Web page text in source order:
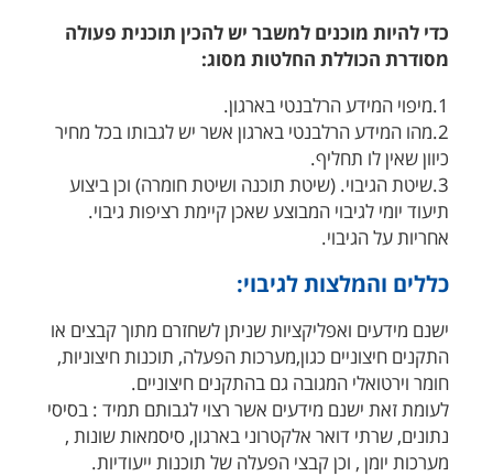
כדי להיות מוכנים למשבר יש להכין תוכנית פעולה
מסודרת הכוללת החלטות מסוג:
1.מיפוי המידע הרלבנטי בארגון.
2.מהו המידע הרלבנטי בארגון אשר יש לגבותו בכל מחיר
כיוון שאין לו תחליף.
3.שיטת הגיבוי. (שיטת תוכנה ושיטת חומרה) וכן ביצוע
תיעוד יומי לגיבוי המבוצע שאכן קיימת רציפות גיבוי.
אחריות על הגיבוי.
כללים והמלצות לגיבוי:
ישנם מידעים ואפליקציות שניתן לשחזרם מתוך קבצים או
התקנים חיצוניים כגון,מערכות הפעלה, תוכנות חיצוניות,
חומר וירטואלי המגובה גם בהתקנים חיצוניים.
לעומת זאת ישנם מידעים אשר רצוי לגבותם תמיד : בסיסי
נתונים, שרתי דואר אלקטרוני בארגון, סיסמאות שונות ,
מערכות יומן , וכן קבצי הפעלה של תוכנות ייעודיות.